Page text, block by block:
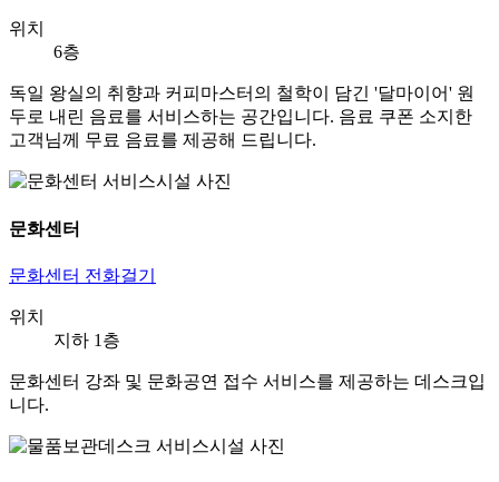
위치
6층
독일 왕실의 취향과 커피마스터의 철학이 담긴 '달마이어' 원
두로 내린 음료를 서비스하는 공간입니다. 음료 쿠폰 소지한
고객님께 무료 음료를 제공해 드립니다.
문화센터
문화센터 전화걸기
위치
지하 1층
문화센터 강좌 및 문화공연 접수 서비스를 제공하는 데스크입
니다.